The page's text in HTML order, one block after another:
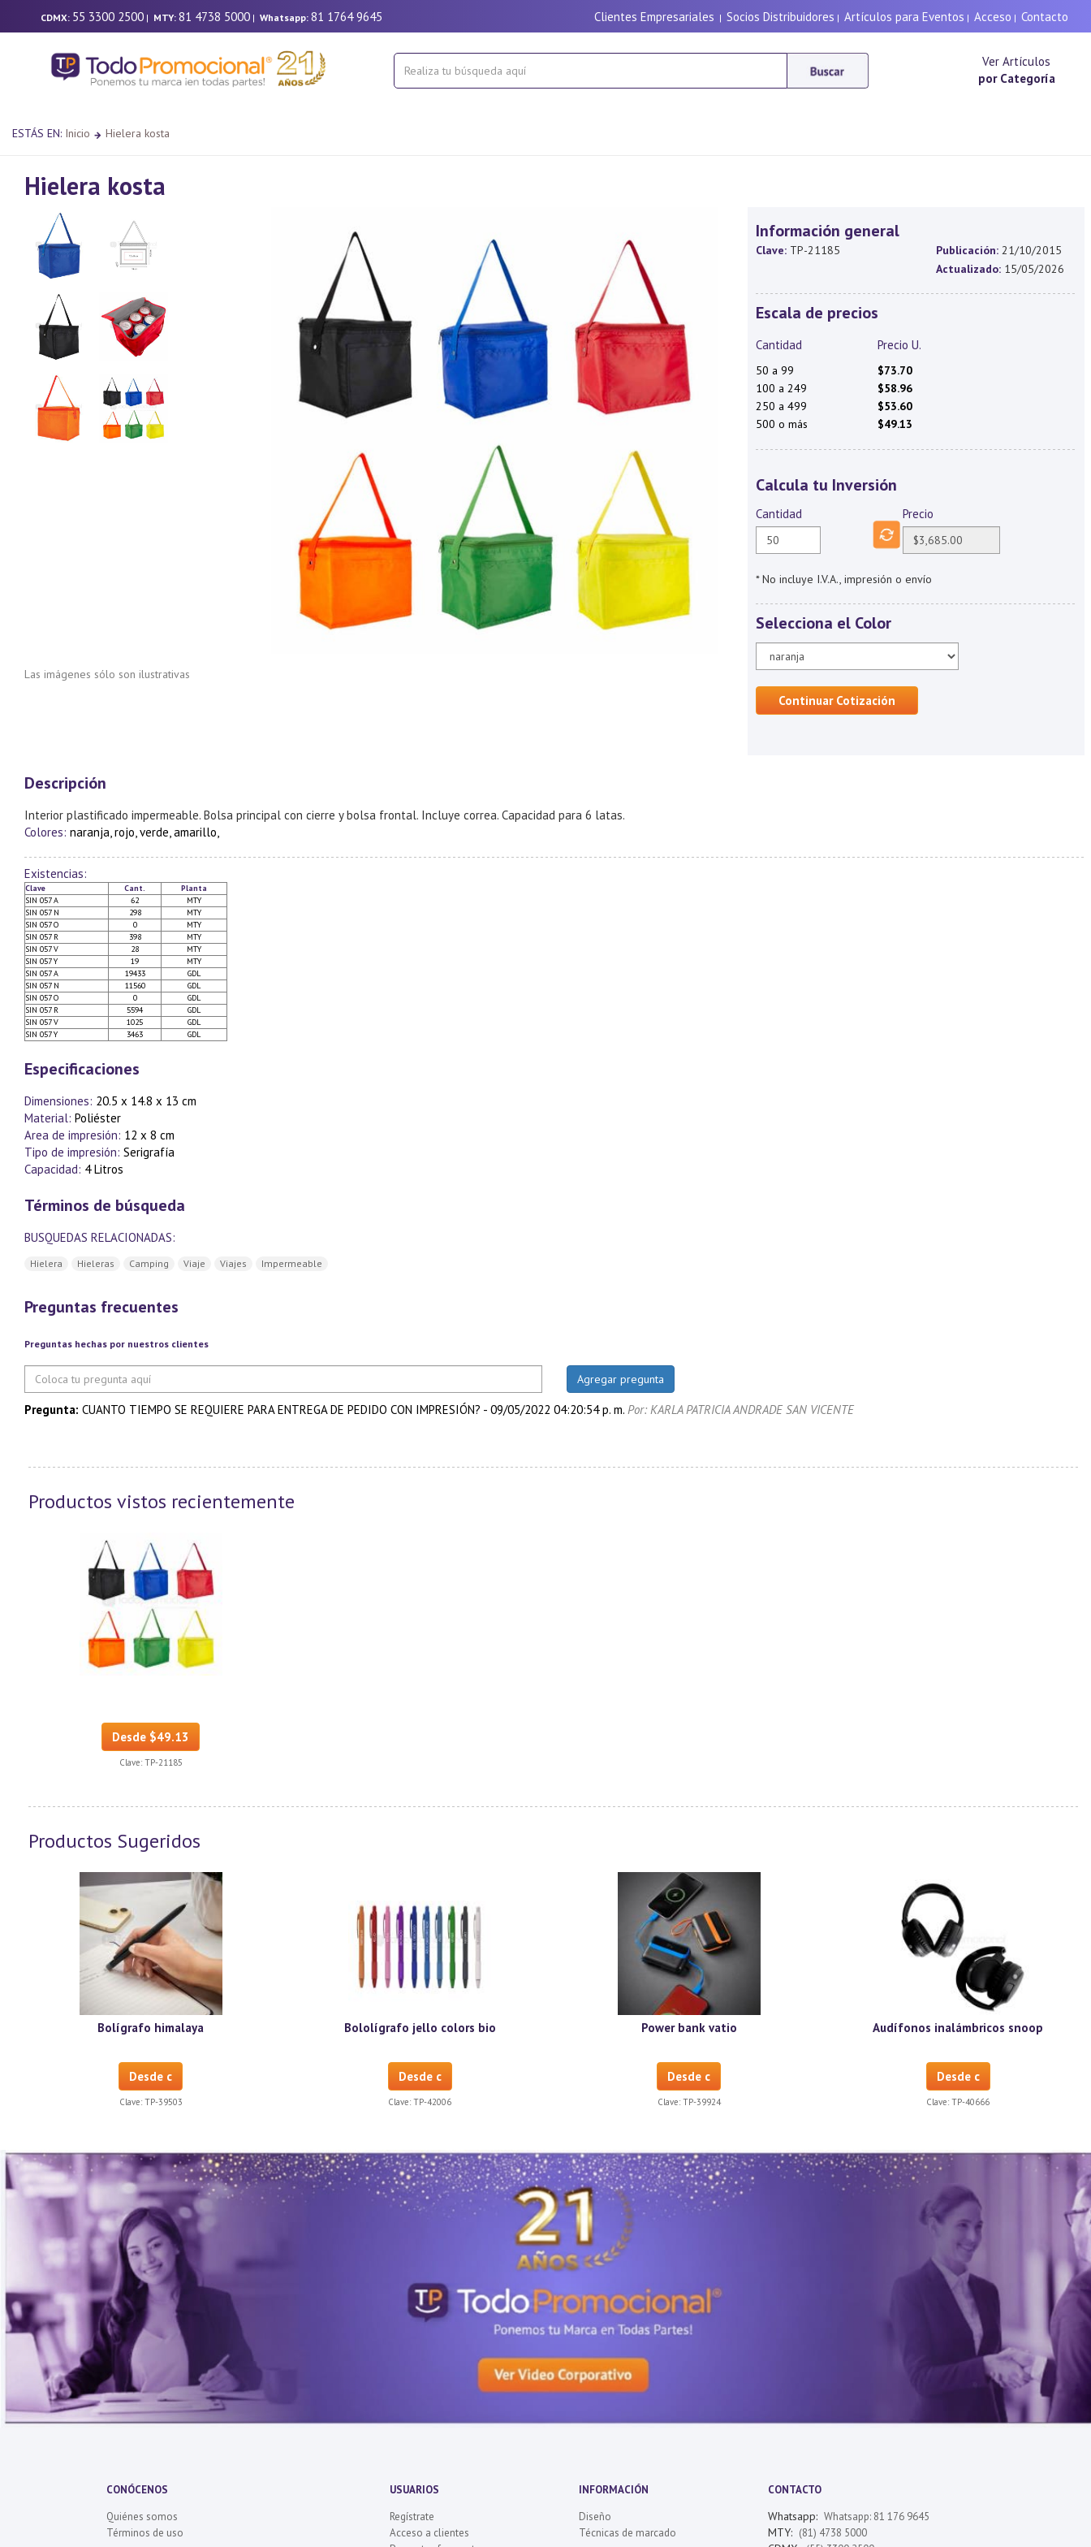
CDMX: 55 3300 2500 | MTY: 81 4738 5000 | Whatsapp: 81 1764 9645 Clientes Empresariales | Socios Distribuidores | Artículos para Eventos | Acceso | Contacto
Ver Artículos
por Categoría
ESTÁS EN: Inicio Hielera kosta
Hielera kosta
Las imágenes sólo son ilustrativas
Información general
Clave: TP-21185 Publicación: 21/10/2015
Actualizado: 15/05/2026
Escala de precios
Cantidad Precio U.
50 a 99
$73.70
100 a 249
$58.96
250 a 499
$53.60
500 o más
$49.13
Calcula tu Inversión
Cantidad Precio
* No incluye I.V.A., impresión o envío
Selecciona el Color
Continuar Cotización
Descripción
Interior plastificado impermeable. Bolsa principal con cierre y bolsa frontal. Incluye correa. Capacidad para 6 latas.
Colores: naranja, rojo, verde, amarillo,
Existencias:
Clave Cant.
Planta
SIN 057 A
62
MTY
SIN 057 N
298
MTY
SIN 057 O
0
MTY
SIN 057 R
398
MTY
SIN 057 V
28
MTY
SIN 057 Y
19
MTY
SIN 057 A
19433
GDL
SIN 057 N
11560
GDL
SIN 057 O
0
GDL
SIN 057 R
5594
GDL
SIN 057 V
1025
GDL
SIN 057 Y
3463 GDL
Especificaciones
Dimensiones: 20.5 x 14.8 x 13 cm
Material: Poliéster
Area de impresión: 12 x 8 cm
Tipo de impresión: Serigrafía
Capacidad: 4 Litros
Términos de búsqueda
BUSQUEDAS RELACIONADAS:
Hielera Hieleras Camping Viaje Viajes Impermeable
Preguntas frecuentes
Preguntas hechas por nuestros clientes
Pregunta: CUANTO TIEMPO SE REQUIERE PARA ENTREGA DE PEDIDO CON IMPRESIÓN? - 09/05/2022 04:20:54 p. m. Por: KARLA PATRICIA ANDRADE SAN VICENTE
Productos vistos recientemente
Desde $49.13
Clave: TP-21185
Productos Sugeridos
Bolígrafo himalaya
Desde c
Clave: TP-39503
Bololígrafo jello colors bio
Desde c
Clave:TP-42006
Power bank vatio
Desde c
Clave: TP-39924
Audífonos inalámbricos snoop
Desde c
Clave:TP-40666
CONÓCENOS
Quiénes somos
Términos de uso
USUARIOS
Regístrate
Acceso a clientes
INFORMACIÓN
Diseño
Técnicas de marcado
CONTACTO
Whatsapp: Whatsapp: 81 176 9645
MTY: (81) 4738 5000